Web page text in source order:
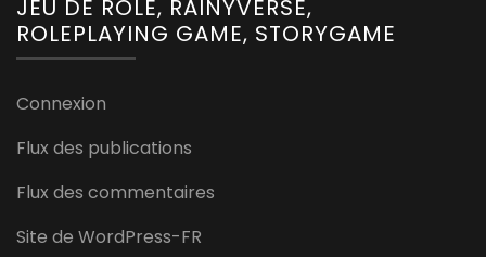
JEU DE RÔLE, RAINYVERSE,
ROLEPLAYING GAME, STORYGAME
Connexion
Flux des publications
Flux des commentaires
Site de WordPress-FR